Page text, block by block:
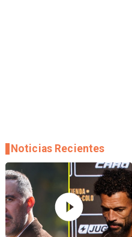
Noticias Recientes